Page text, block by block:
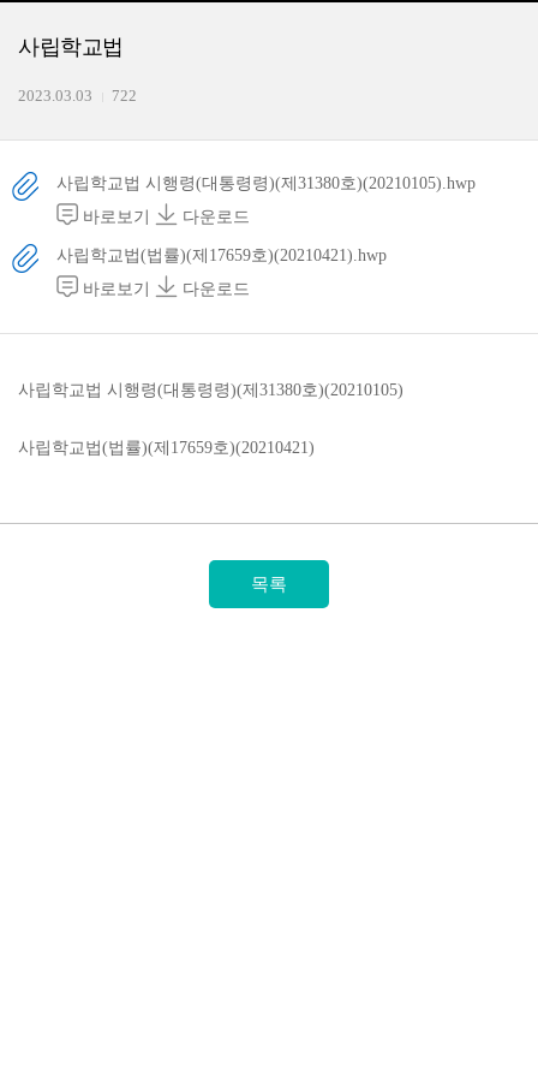
사립학교법
2023.03.03 722
사립학교법 시행령(대통령령)(제31380호)(20210105).hwp
바로보기
다운로드
사립학교법(법률)(제17659호)(20210421).hwp
바로보기
다운로드
사립학교법 시행령(대통령령)(제31380호)(20210105)
사립학교법(법률)(제17659호)(20210421)